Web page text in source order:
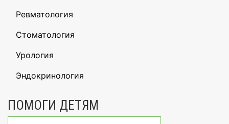
Ревматология
Стоматология
Урология
Эндокринология
ПОМОГИ ДЕТЯМ